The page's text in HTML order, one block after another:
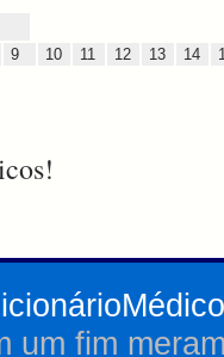
9 10 11 12 13 14
um fim